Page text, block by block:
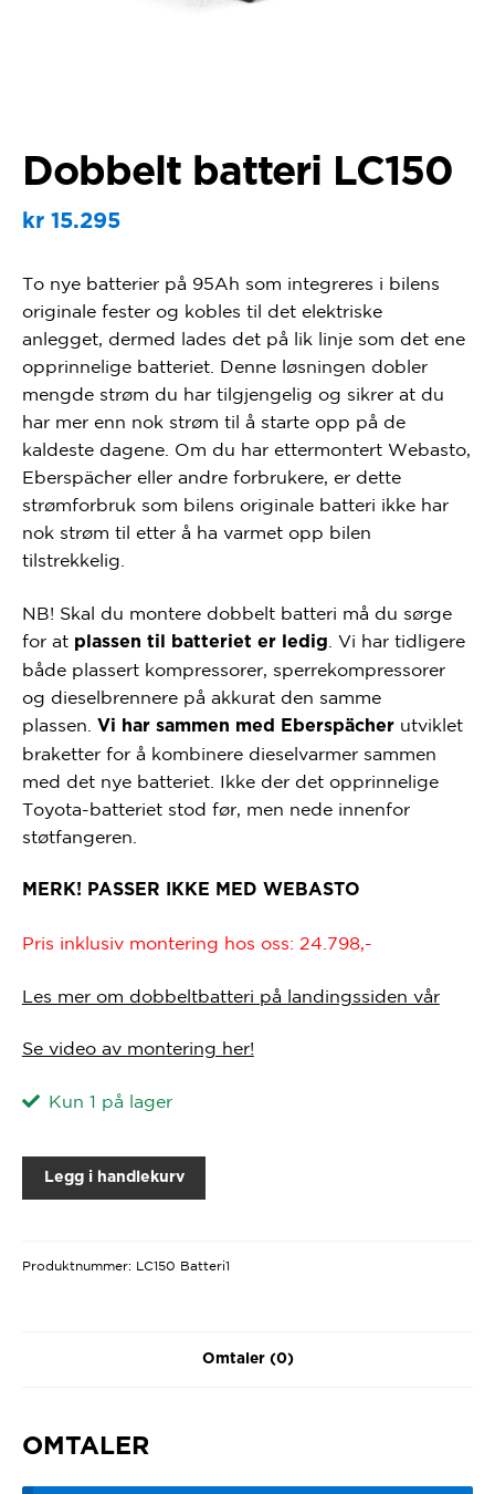
Dobbelt batteri LC150
kr15.295
To nye batterier på 95Ah som integreres i bilens
originale fester og kobles til det elektriske
anlegget, dermed lades det på lik linje som det ene
opprinnelige batteriet. Denne løsningen dobler
mengde strøm du har tilgjengelig og sikrer at du
har mer enn nok strøm til å starte opp på de
kaldeste dagene. Om du har ettermontert Webasto,
Eberspächer eller andre forbrukere, er dette
strømforbruk som bilens originale batteri ikke har
nok strøm til etter å ha varmet opp bilen
tilstrekkelig.
NB! Skal du montere dobbelt batteri må du sørge
for at plassen til batteriet er ledig
. Vi har tidligere
både plassert kompressorer, sperrekompressorer
og dieselbrennere på akkurat den samme
plassen.
Vi har sammen med Eberspächerutviklet
braketter for å kombinere dieselvarmer sammen
med det nye batteriet. Ikke der det opprinnelige
Toyota-batteriet stod før, men nede innenfor
støtfangeren.
MERK! PASSER IKKE MED WEBASTO
Pris inklusiv montering hos oss: 24.798,-
Les mer om dobbeltbatteri på landingssiden vår
Se video av montering her!
Kun 1 på lager
Legg i handlekurv
Produktnummer: LC150 Batteri1
Omtaler (0)
OMTALER